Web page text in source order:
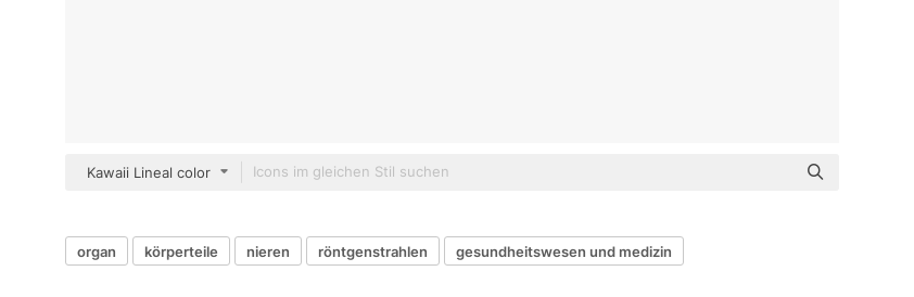
Kawaii Lineal color
organ körperteile nieren röntgenstrahlen gesundheitswesen und medizin